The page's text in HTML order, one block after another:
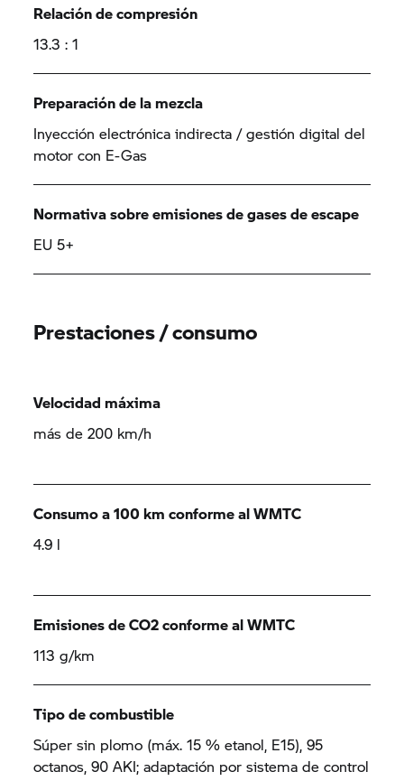
Relación de compresión
13.3 : 1
Preparación de la mezcla
Inyección electrónica indirecta / gestión digital del
motor con E-Gas
Normativa sobre emisiones de gases de escape
EU 5+
Prestaciones / consumo
Velocidad máxima
más de 200 km/h
Consumo a 100 km conforme al WMTC
4.9 l
Emisiones de CO2 conforme al WMTC
113 g/km
Tipo de combustible
Súper sin plomo (máx. 15 % etanol, E15), 95
octanos, 90 AKI; adaptación por sistema de control